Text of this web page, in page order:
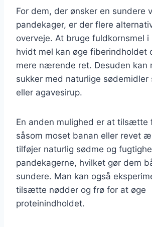
For dem, der ønsker en sundere
pandekager, er der flere
overveje. At bruge fuldkornsmel
hvidt mel kan øge fiberindholdet
mere nærende ret. Desuden kan
sukker med naturlige sødemidler
eller agavesirup.
En anden mulighed er at tilsætte
såsom moset banan eller revet
tilføjer naturlig sødme og
pandekagerne, hvilket gør dem
sundere. Man kan også
tilsætte nødder og frø for at øge
proteinindholdet.